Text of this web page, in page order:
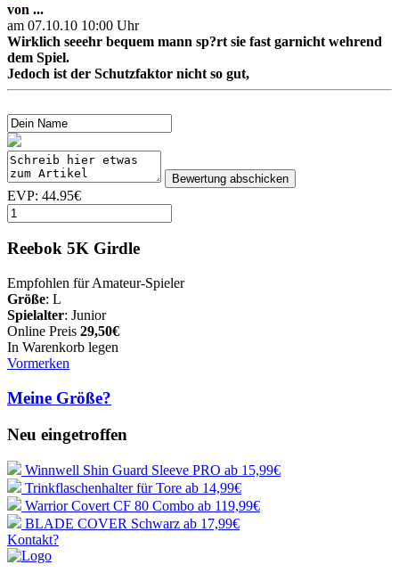
von ...
am 07.10.10 10:00 Uhr
Wirklich seeehr bequem mann sp?rt sie fast garnicht wehrend
dem Spiel.
Jedoch ist der Schutzfaktor nicht so gut,
EVP: 44.95€
Reebok 5K Girdle
Empfohlen für Amateur-Spieler
Größe: L
Spielalter: Junior
Online Preis 29,50€
In Warenkorb legen
Vormerken
Meine Größe?
Neu eingetroffen
Winnwell Shin Guard Sleeve PRO ab 15,99€
Trinkflaschenhalter für Tore ab 14,99€
Warrior Covert CF 80 Combo ab 119,99€
BLADE COVER Schwarz ab 17,99€
Kontakt?